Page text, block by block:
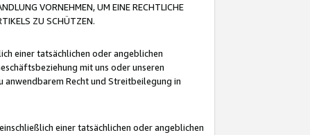
VORNEHMEN, UM EINE RECHTLICHE
ZU SCHÜTZEN.
einer tatsächlichen oder angeblichen
mit uns oder unseren
Recht und Streitbeilegung in
einer tatsächlichen oder angeblichen